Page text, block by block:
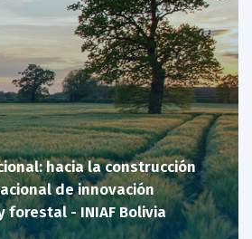
hacia la construcción
de innovación
forestal - INIAF Bolivia